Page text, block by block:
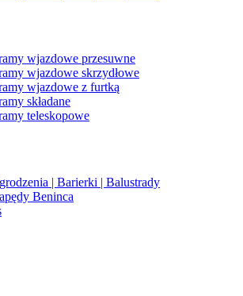
wjazdowe przesuwne
wjazdowe skrzydłowe
wjazdowe z furtką
składane
teleskopowe
| Barierki | Balustrady
Beninca